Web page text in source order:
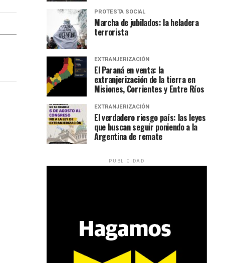
PROTESTA SOCIAL
Marcha de jubilados: la heladera
terrorista
EXTRANJERIZACIÓN
El Paraná en venta: la
extranjerización de la tierra en
Misiones, Corrientes y Entre Ríos
EXTRANJERIZACIÓN
El verdadero riesgo país: las leyes
que buscan seguir poniendo a la
Argentina de remate
PUBLICIDAD